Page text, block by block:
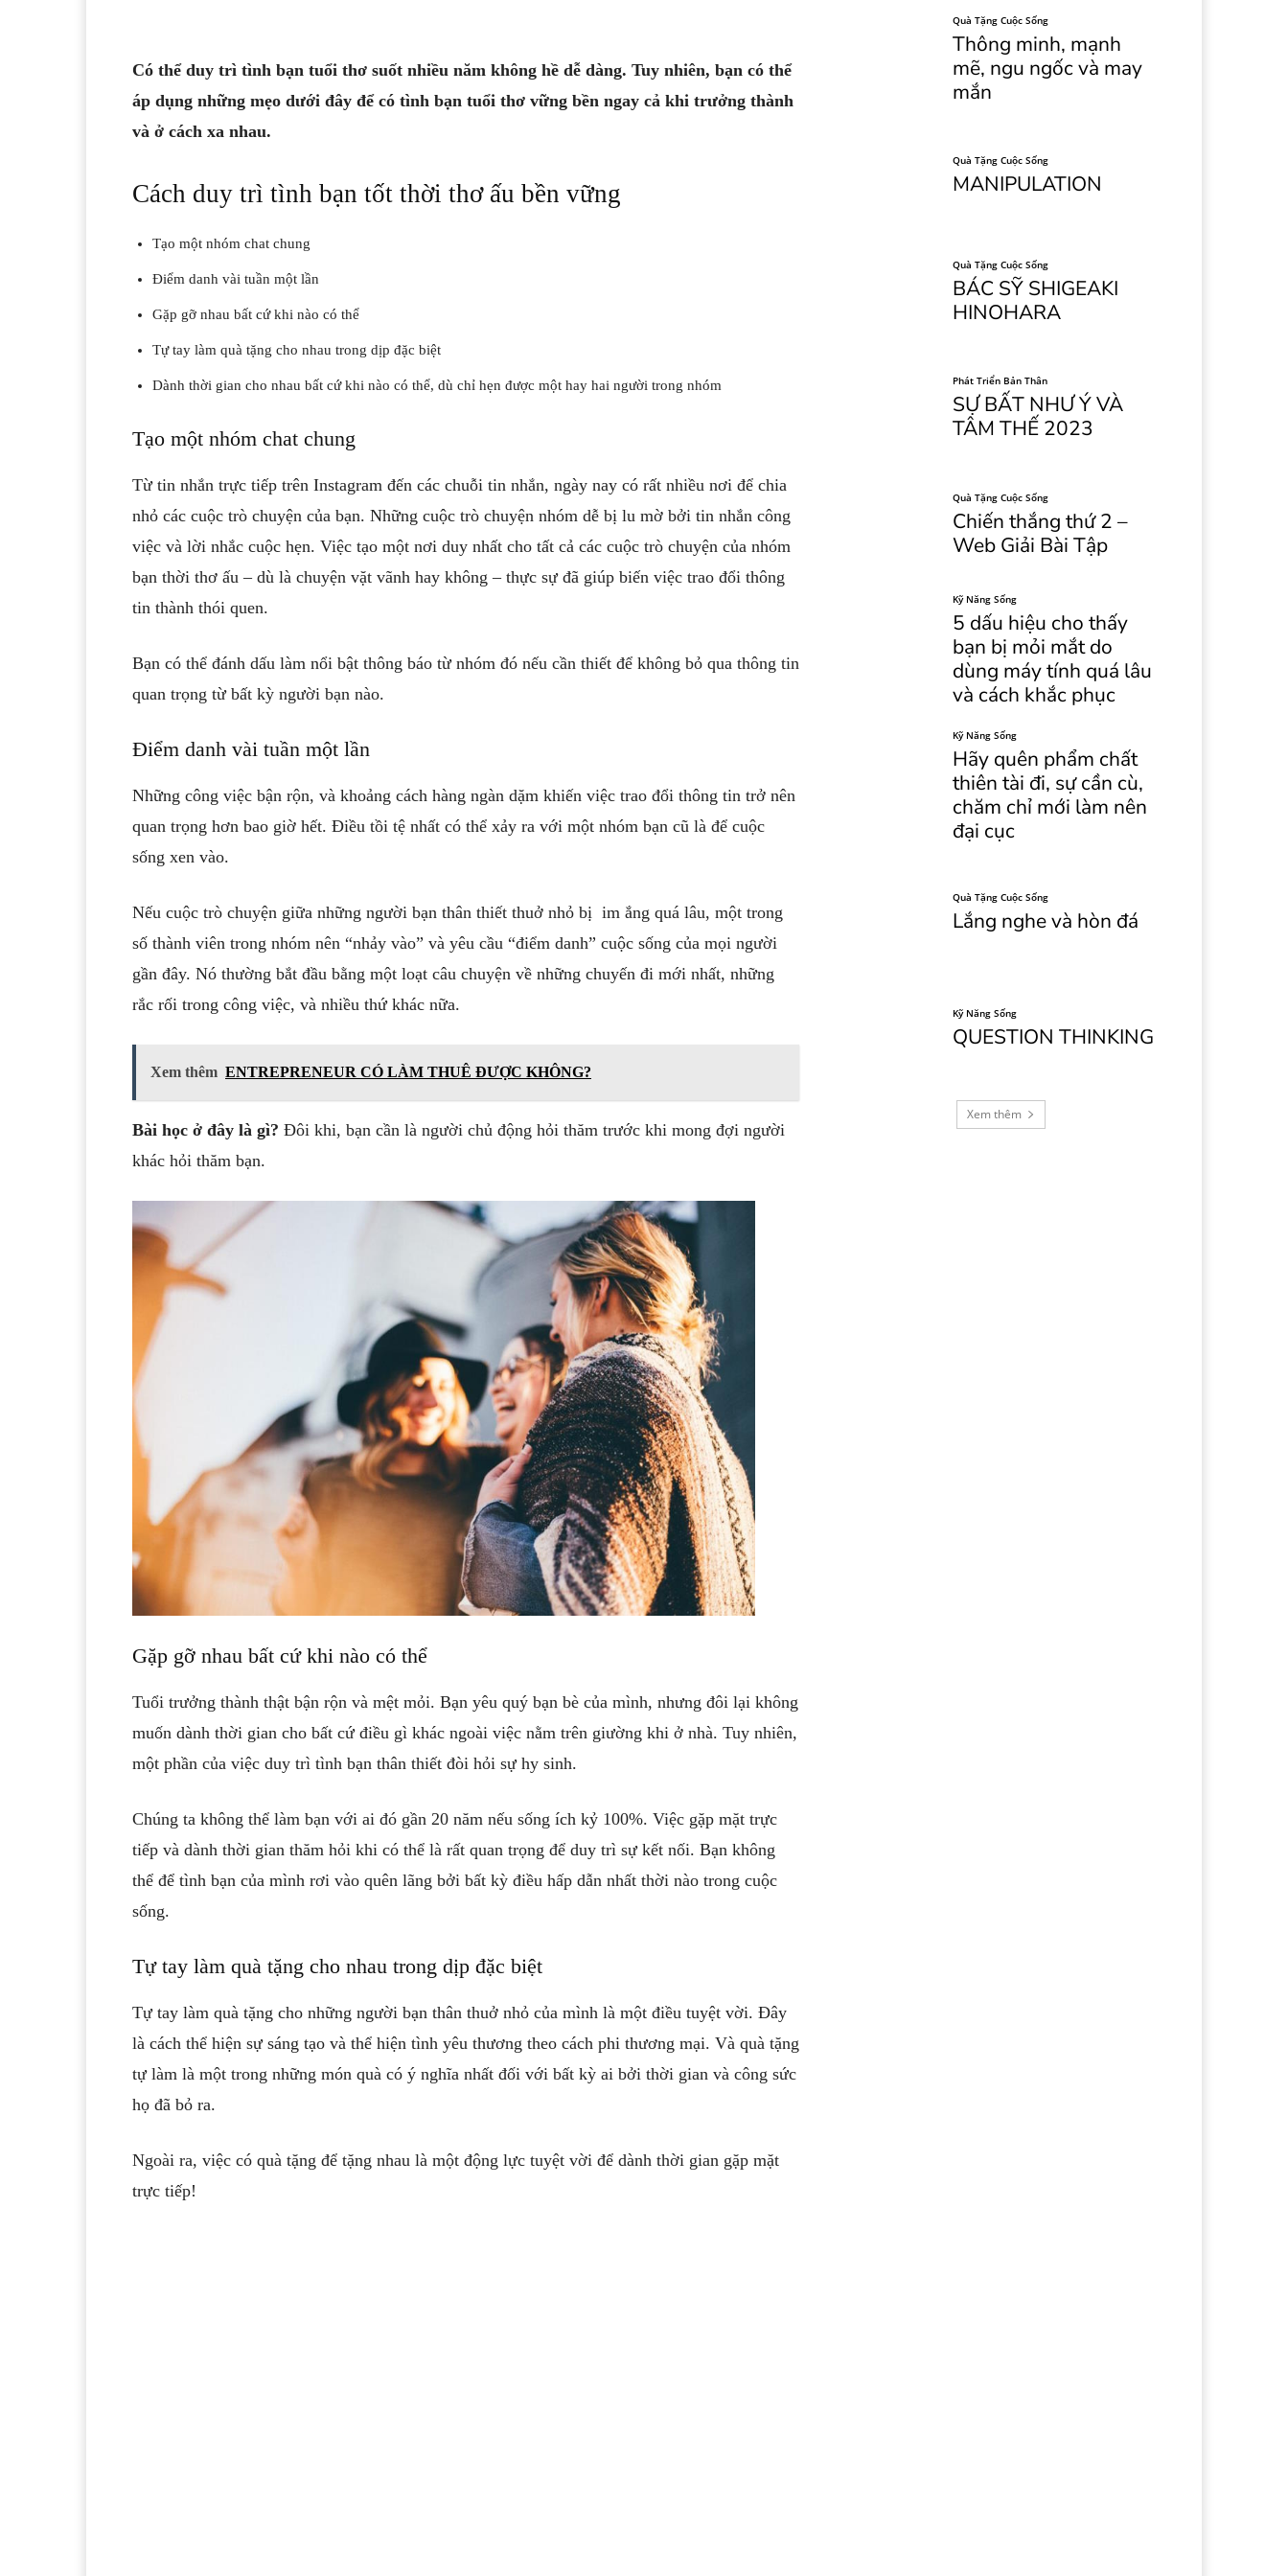
Có thể duy trì tình bạn tuổi thơ suốt nhiều năm không hề dễ dàng. Tuy nhiên, bạn có thể
áp dụng những mẹo dưới đây để có tình bạn tuổi thơ vững bền ngay cả khi trưởng thành
và ở cách xa nhau.
Cách duy trì tình bạn tốt thời thơ ấu bền vững
Tạo một nhóm chat chung
Điểm danh vài tuần một lần
Gặp gỡ nhau bất cứ khi nào có thể
Tự tay làm quà tặng cho nhau trong dịp đặc biệt
Dành thời gian cho nhau bất cứ khi nào có thể, dù chỉ hẹn được một hay hai người trong nhóm
Tạo một nhóm chat chung
Từ tin nhắn trực tiếp trên Instagram đến các chuỗi tin nhắn, ngày nay có rất nhiều nơi để chia
nhỏ các cuộc trò chuyện của bạn. Những cuộc trò chuyện nhóm dễ bị lu mờ bởi tin nhắn công
việc và lời nhắc cuộc hẹn. Việc tạo một nơi duy nhất cho tất cả các cuộc trò chuyện của nhóm
bạn thời thơ ấu – dù là chuyện vặt vãnh hay không – thực sự đã giúp biến việc trao đổi thông
tin thành thói quen.
Bạn có thể đánh dấu làm nổi bật thông báo từ nhóm đó nếu cần thiết để không bỏ qua thông tin
quan trọng từ bất kỳ người bạn nào.
Điểm danh vài tuần một lần
Những công việc bận rộn, và khoảng cách hàng ngàn dặm khiến việc trao đổi thông tin trở nên
quan trọng hơn bao giờ hết. Điều tồi tệ nhất có thể xảy ra với một nhóm bạn cũ là để cuộc
sống xen vào.
Nếu cuộc trò chuyện giữa những người bạn thân thiết thuở nhỏ bị im ắng quá lâu, một trong
số thành viên trong nhóm nên “nhảy vào” và yêu cầu “điểm danh” cuộc sống của mọi người
gần đây. Nó thường bắt đầu bằng một loạt câu chuyện về những chuyến đi mới nhất, những
rắc rối trong công việc, và nhiều thứ khác nữa.
Xem thêm ENTREPRENEUR CÓ LÀM THUÊ ĐƯỢC KHÔNG?
Bài học ở đây là gì? Đôi khi, bạn cần là người chủ động hỏi thăm trước khi mong đợi người
khác hỏi thăm bạn.
Gặp gỡ nhau bất cứ khi nào có thể
Tuổi trưởng thành thật bận rộn và mệt mỏi. Bạn yêu quý bạn bè của mình, nhưng đôi lại không
muốn dành thời gian cho bất cứ điều gì khác ngoài việc nằm trên giường khi ở nhà. Tuy nhiên,
một phần của việc duy trì tình bạn thân thiết đòi hỏi sự hy sinh.
Chúng ta không thể làm bạn với ai đó gần 20 năm nếu sống ích kỷ 100%. Việc gặp mặt trực
tiếp và dành thời gian thăm hỏi khi có thể là rất quan trọng để duy trì sự kết nối. Bạn không
thể để tình bạn của mình rơi vào quên lãng bởi bất kỳ điều hấp dẫn nhất thời nào trong cuộc
sống.
Tự tay làm quà tặng cho nhau trong dịp đặc biệt
Tự tay làm quà tặng cho những người bạn thân thuở nhỏ của mình là một điều tuyệt vời. Đây
là cách thể hiện sự sáng tạo và thể hiện tình yêu thương theo cách phi thương mại. Và quà tặng
tự làm là một trong những món quà có ý nghĩa nhất đối với bất kỳ ai bởi thời gian và công sức
họ đã bỏ ra.
Ngoài ra, việc có quà tặng để tặng nhau là một động lực tuyệt vời để dành thời gian gặp mặt
trực tiếp!
Quà Tặng Cuộc Sống
Thông minh, mạnh
mẽ, ngu ngốc và may
mắn
Quà Tặng Cuộc Sống
MANIPULATION
Quà Tặng Cuộc Sống
BÁC SỸ SHIGEAKI
HINOHARA
Phát Triển Bản Thân
SỰ BẤT NHƯ Ý VÀ
TÂM THẾ 2023
Quà Tặng Cuộc Sống
Chiến thắng thứ 2 –
Web Giải Bài Tập
Kỹ Năng Sống
5 dấu hiệu cho thấy
bạn bị mỏi mắt do
dùng máy tính quá lâu
và cách khắc phục
Kỹ Năng Sống
Hãy quên phẩm chất
thiên tài đi, sự cần cù,
chăm chỉ mới làm nên
đại cục
Quà Tặng Cuộc Sống
Lắng nghe và hòn đá
Kỹ Năng Sống
QUESTION THINKING
Xem thêm